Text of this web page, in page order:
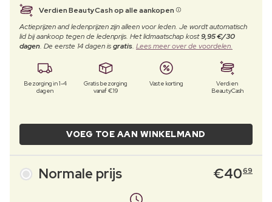
Verdien BeautyCash op alle aankopen
Actieprijzen and ledenprijzen zijn alleen voor leden. Je wordt automatisch
lid bij aankoop tegen de ledenprijs. Het lidmaatschap kost9,95 €/30
dagen. De eerste 14 dagen isgratis. Lees meer over de voordelen.
Bezorging in 1-4
dagen
Gratis bezorging
vanaf €19
Vaste korting
Verdien
BeautyCash
VOEG TOE AAN WINKELMAND
Normale prijs €4069